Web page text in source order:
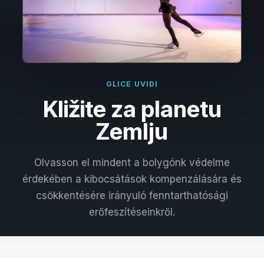
English
Français
Italiano
Español
Dansk
GLICE UVIDI
Kližite za planetu
Zemlju
Olvasson el mindent a bolygónk védelme
érdekében a kibocsátások kompenzálására és
csökkentésére irányuló fenntarthatósági
erőfeszítéseinkről.